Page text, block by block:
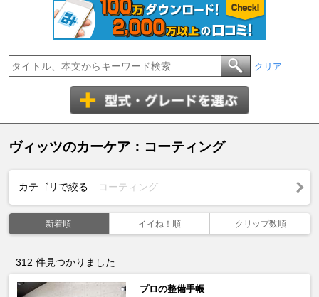
クリア
ヴィッツのカーケア：コーティング
カテゴリで絞る コーティング
新着順 イイね！順 クリップ数順
312 件見つかりました
プロの整備手帳